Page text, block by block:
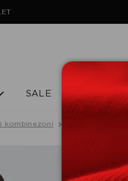
SALE
kombinezoni